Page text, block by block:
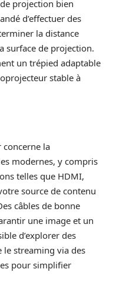
projection bien
d’effectuer des
la distance
surface de projection.
un trépied adaptable
stable à
la
modernes, y compris
telles que HDMI,
source de contenu
câbles de bonne
une image et un
d’explorer des
streaming via des
pour simplifier